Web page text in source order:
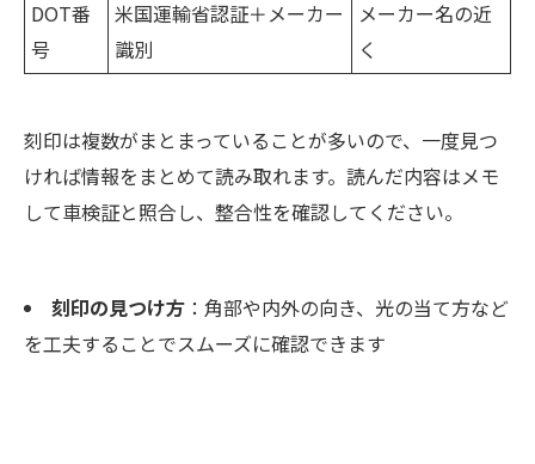
DOT番
号
米国運輸省認証＋メーカー
識別
メーカー名の近
く
刻印は複数がまとまっていることが多いので、一度見つ
ければ情報をまとめて読み取れます。読んだ内容はメモ
して車検証と照合し、整合性を確認してください。
刻印の見つけ方：角部や内外の向き、光の当て方など
を工夫することでスムーズに確認できます